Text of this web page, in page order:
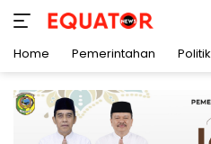
konten
Home Pemerintahan Politik